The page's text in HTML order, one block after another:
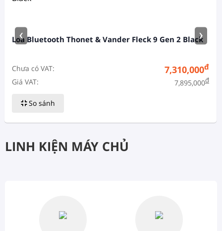
Loa Bluetooth Thonet & Vander Fleck 9 Gen 2 Black
Chưa có VAT: 7,310,000đ
Giá VAT: 7,895,000đ
So sánh
‹ ›
LINH KIỆN MÁY CHỦ